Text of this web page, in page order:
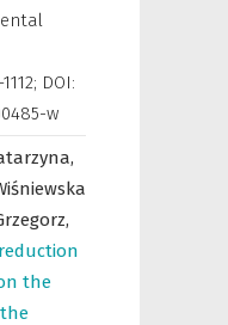
DOI:
w
the